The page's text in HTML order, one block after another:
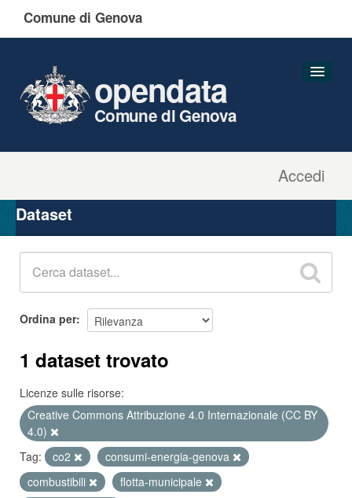
Comune di Genova
Accedi
opendata
Comune di Genova
Organizzazioni
Gruppi
Dataset
Ordina per
1 dataset trovato
Licenze sulle risorse:
Creative Commons Attribuzione 4.0 Internazionale (CC BY
4.0)
Tag:
co2
consumi-energia-genova
combustibili
flotta-municipale